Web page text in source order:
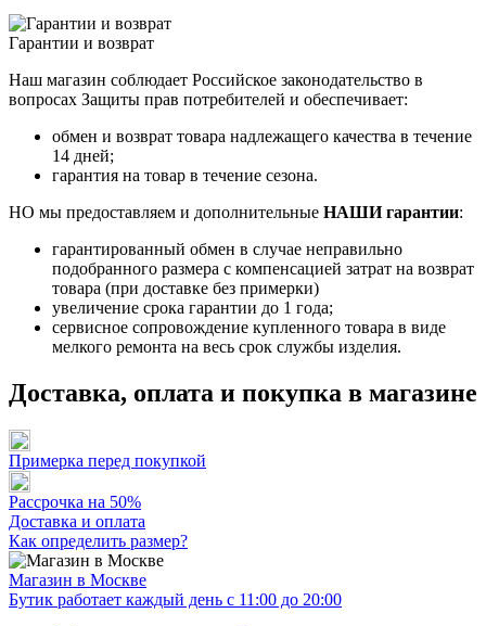
Гарантии и возврат
Наш магазин соблюдает Российское законодательство в
вопросах Защиты прав потребителей и обеспечивает:
обмен и возврат товара надлежащего качества в течение
14 дней;
гарантия на товар в течение сезона.
НО мы предоставляем и дополнительные НАШИ гарантии:
гарантированный обмен в случае неправильно
подобранного размера с компенсацией затрат на возврат
товара (при доставке без примерки)
увеличение срока гарантии до 1 года;
сервисное сопровождение купленного товара в виде
мелкого ремонта на весь срок службы изделия.
Доставка, оплата и покупка в магазине
Примерка перед покупкой
Рассрочка на 50%
Доставка и оплата
Как определить размер?
Магазин в Москве
Бутик работает каждый день с 11:00 до 20:00